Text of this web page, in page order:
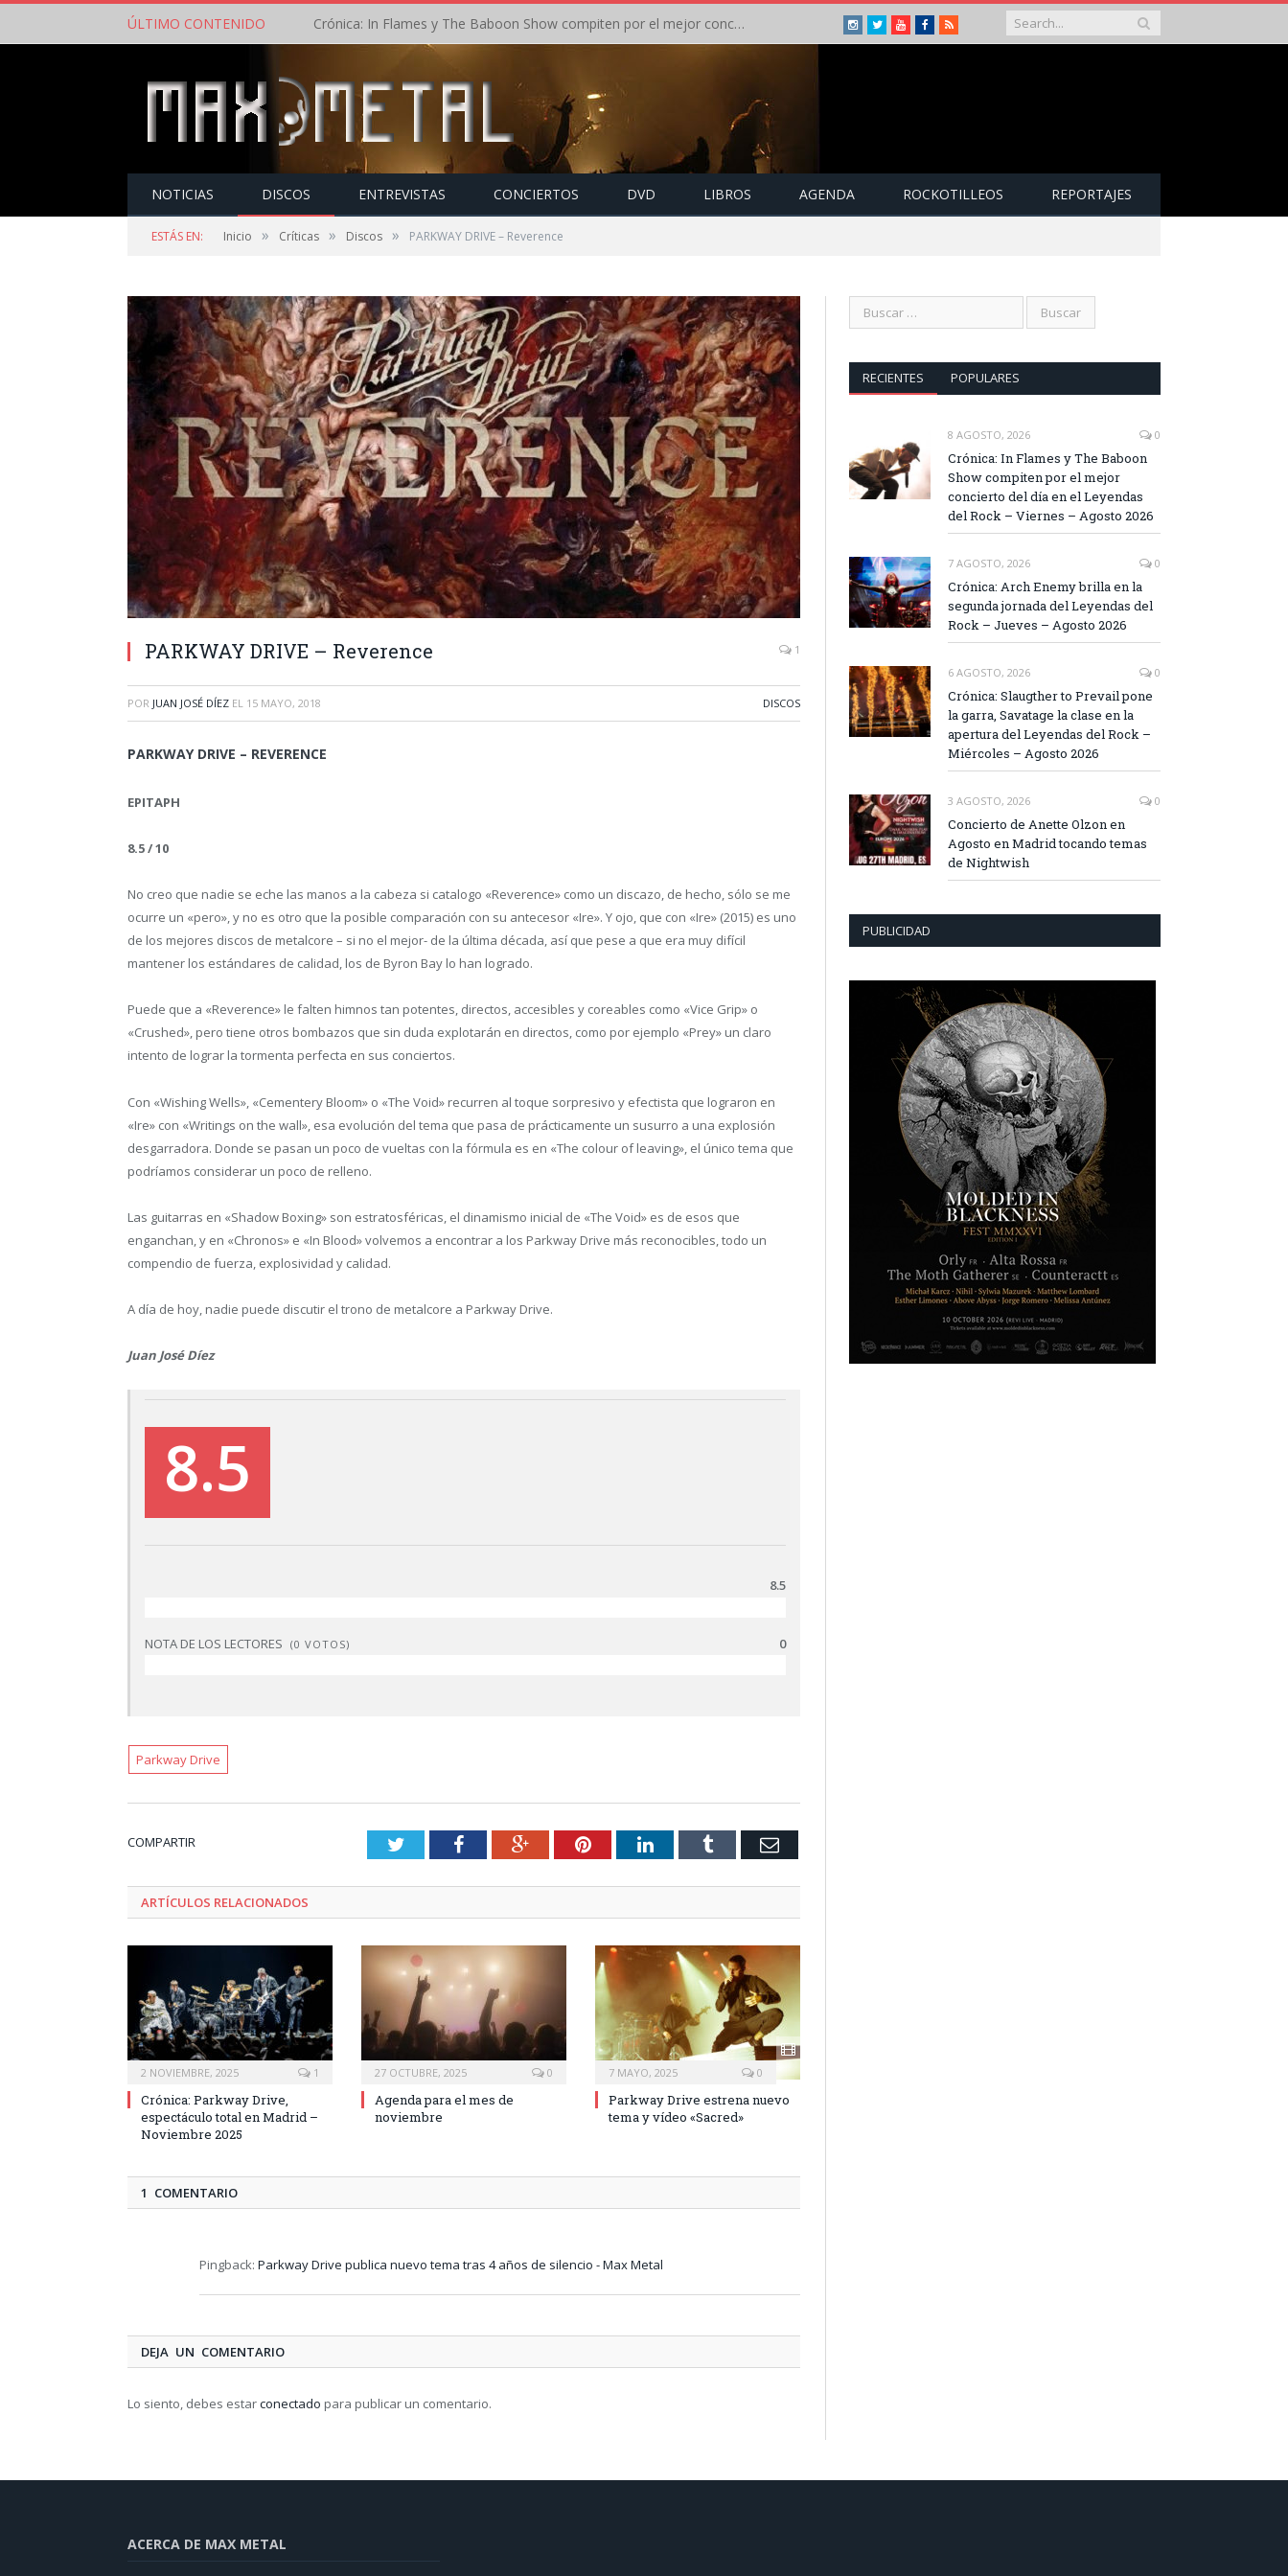
ÚLTIMO CONTENIDO Crónica: In Flames y The Baboon Show compiten por el mejor concierto del día en el Leyendas del Rock – Viernes – Agosto 2026 Instagram
TwitterYoutubeFacebook
RSS
NOTICIAS DISCOS ENTREVISTAS CONCIERTOS DVD LIBROS AGENDA ROCKOTILLEOS REPORTAJES
ESTÁS EN: Inicio » Críticas » Discos » PARKWAY DRIVE – Reverence
PARKWAY DRIVE – Reverence 1
POR JUAN JOSÉ DÍEZ EL 15 MAYO, 2018 DISCOS
PARKWAY DRIVE – REVERENCE
EPITAPH
8.5 / 10
No creo que nadie se eche las manos a la cabeza si catalogo «Reverence» como un discazo, de hecho, sólo se me
ocurre un «pero», y no es otro que la posible comparación con su antecesor «Ire». Y ojo, que con «Ire» (2015) es uno
de los mejores discos de metalcore – si no el mejor- de la última década, así que pese a que era muy difícil
mantener los estándares de calidad, los de Byron Bay lo han logrado.
Puede que a «Reverence» le falten himnos tan potentes, directos, accesibles y coreables como «Vice Grip» o
«Crushed», pero tiene otros bombazos que sin duda explotarán en directos, como por ejemplo «Prey» un claro
intento de lograr la tormenta perfecta en sus conciertos.
Con «Wishing Wells», «Cementery Bloom» o «The Void» recurren al toque sorpresivo y efectista que lograron en
«Ire» con «Writings on the wall», esa evolución del tema que pasa de prácticamente un susurro a una explosión
desgarradora. Donde se pasan un poco de vueltas con la fórmula es en «The colour of leaving», el único tema que
podríamos considerar un poco de relleno.
Las guitarras en «Shadow Boxing» son estratosféricas, el dinamismo inicial de «The Void» es de esos que
enganchan, y en «Chronos» e «In Blood» volvemos a encontrar a los Parkway Drive más reconocibles, todo un
compendio de fuerza, explosividad y calidad.
A día de hoy, nadie puede discutir el trono de metalcore a Parkway Drive.
Juan José Díez
8.5
8.5
NOTA DE LOS LECTORES (0 VOTOS) 0
Parkway Drive
COMPARTIR TwitterFacebookGoogle+PinterestLinkedInTumblr Email
ARTÍCULOS RELACIONADOS
2 NOVIEMBRE, 2025 1
Crónica: Parkway Drive,
espectáculo total en Madrid –
Noviembre 2025
27 OCTUBRE, 2025 0
Agenda para el mes de
noviembre
7 MAYO, 2025 0
Parkway Drive estrena nuevo
tema y vídeo «Sacred»
1 COMENTARIO
Pingback: Parkway Drive publica nuevo tema tras 4 años de silencio - Max Metal
DEJA UN COMENTARIO
Lo siento, debes estarconectado para publicar un comentario.
RECIENTES POPULARES
8 AGOSTO, 2026 0
Crónica: In Flames y The Baboon
Show compiten por el mejor
concierto del día en el Leyendas
del Rock – Viernes – Agosto 2026
7 AGOSTO, 2026 0
Crónica: Arch Enemy brilla en la
segunda jornada del Leyendas del
Rock – Jueves – Agosto 2026
6 AGOSTO, 2026 0
Crónica: Slaugther to Prevail pone
la garra, Savatage la clase en la
apertura del Leyendas del Rock –
Miércoles – Agosto 2026
3 AGOSTO, 2026 0
Concierto de Anette Olzon en
Agosto en Madrid tocando temas
de Nightwish
PUBLICIDAD
ACERCA DE MAX METAL